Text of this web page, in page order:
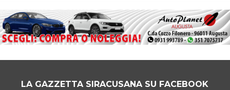
LA GAZZETTA SIRACUSANA SU FACEBOOK